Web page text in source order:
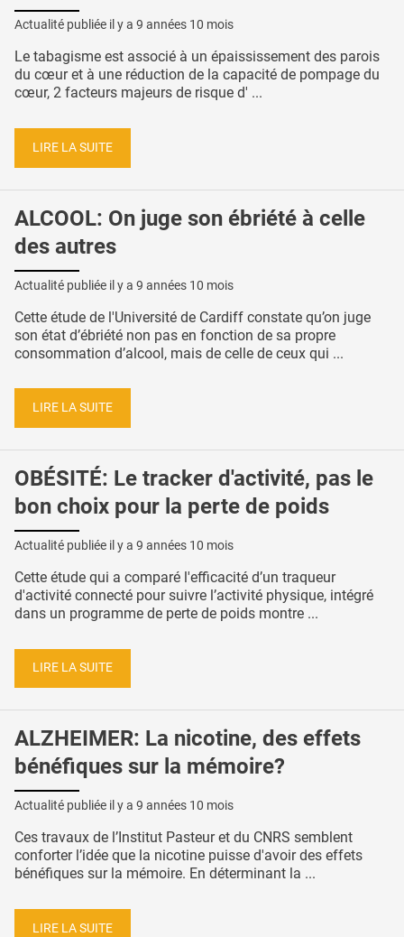
Actualité publiée il y a 9 années 10 mois
Le tabagisme est associé à un épaississement des parois
du cœur et à une réduction de la capacité de pompage du
cœur, 2 facteurs majeurs de risque d' ...
LIRE LA SUITE
ALCOOL: On juge son ébriété à celle
des autres
Actualité publiée il y a 9 années 10 mois
Cette étude de l'Université de Cardiff constate qu’on juge
son état d’ébriété non pas en fonction de sa propre
consommation d’alcool, mais de celle de ceux qui ...
LIRE LA SUITE
OBÉSITÉ: Le tracker d'activité, pas le
bon choix pour la perte de poids
Actualité publiée il y a 9 années 10 mois
Cette étude qui a comparé l'efficacité d’un traqueur
d'activité connecté pour suivre l’activité physique, intégré
dans un programme de perte de poids montre ...
LIRE LA SUITE
ALZHEIMER: La nicotine, des effets
bénéfiques sur la mémoire?
Actualité publiée il y a 9 années 10 mois
Ces travaux de l’Institut Pasteur et du CNRS semblent
conforter l’idée que la nicotine puisse d'avoir des effets
bénéfiques sur la mémoire. En déterminant la ...
LIRE LA SUITE